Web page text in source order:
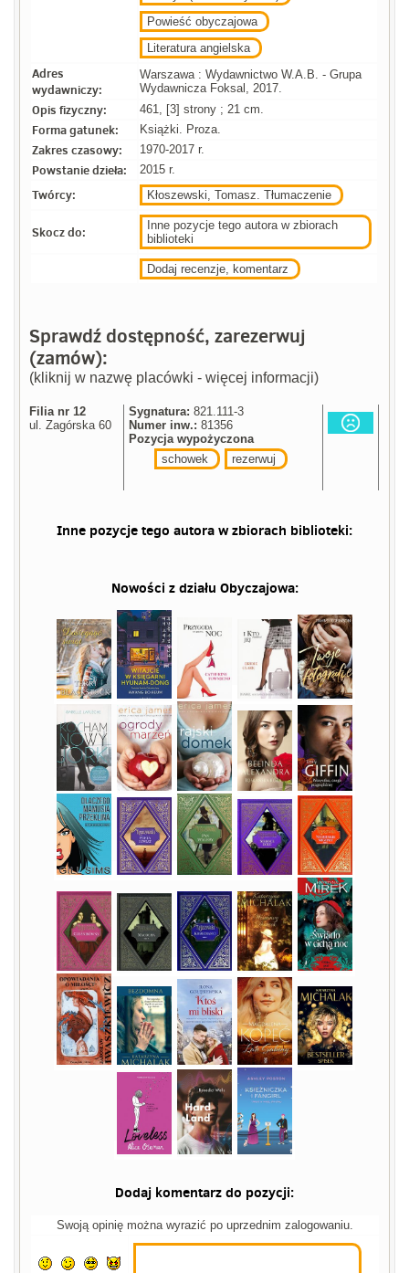
Powieść obyczajowa
Literatura angielska
Adres
wydawniczy:
Warszawa : Wydawnictwo W.A.B. - Grupa
Wydawnicza Foksal, 2017.
Opis fizyczny: 461, [3] strony ; 21 cm.
Forma gatunek: Książki. Proza.
Zakres czasowy: 1970-2017 r.
Powstanie dzieła: 2015 r.
Twórcy: Kłoszewski, Tomasz. Tłumaczenie
Skocz do:
Inne pozycje tego autora w zbiorach
biblioteki
Dodaj recenzje, komentarz
Sprawdź dostępność, zarezerwuj
(zamów):
(kliknij w nazwę placówki - więcej informacji)
Filia nr 12
ul. Zagórska 60
Sygnatura: 821.111-3
Numer inw.: 81356
Pozycja wypożyczona
schowek
rezerwuj
Inne pozycje tego autora w zbiorach biblioteki:
Nowości z działu Obyczajowa:
Dodaj komentarz do pozycji:
Swoją opinię można wyrazić po uprzednim zalogowaniu.